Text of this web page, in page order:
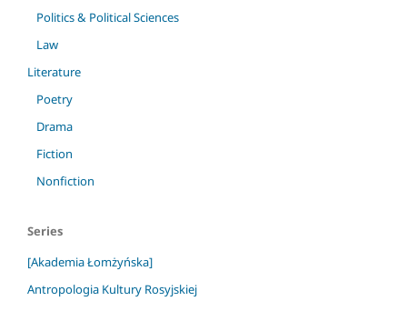
Politics & Political Sciences
Law
Literature
Poetry
Drama
Fiction
Nonfiction
Series
[Akademia Łomżyńska]
Antropologia Kultury Rosyjskiej